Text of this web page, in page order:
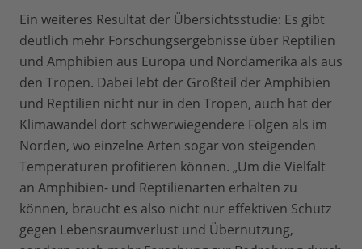
Ein weiteres Resultat der Übersichtsstudie: Es gibt
deutlich mehr Forschungsergebnisse über Reptilien
und Amphibien aus Europa und Nordamerika als aus
den Tropen. Dabei lebt der Großteil der Amphibien
und Reptilien nicht nur in den Tropen, auch hat der
Klimawandel dort schwerwiegendere Folgen als im
Norden, wo einzelne Arten sogar von steigenden
Temperaturen profitieren können. „Um die Vielfalt
an Amphibien- und Reptilienarten erhalten zu
können, braucht es also nicht nur effektiven Schutz
gegen Lebensraumverlust und Übernutzung,